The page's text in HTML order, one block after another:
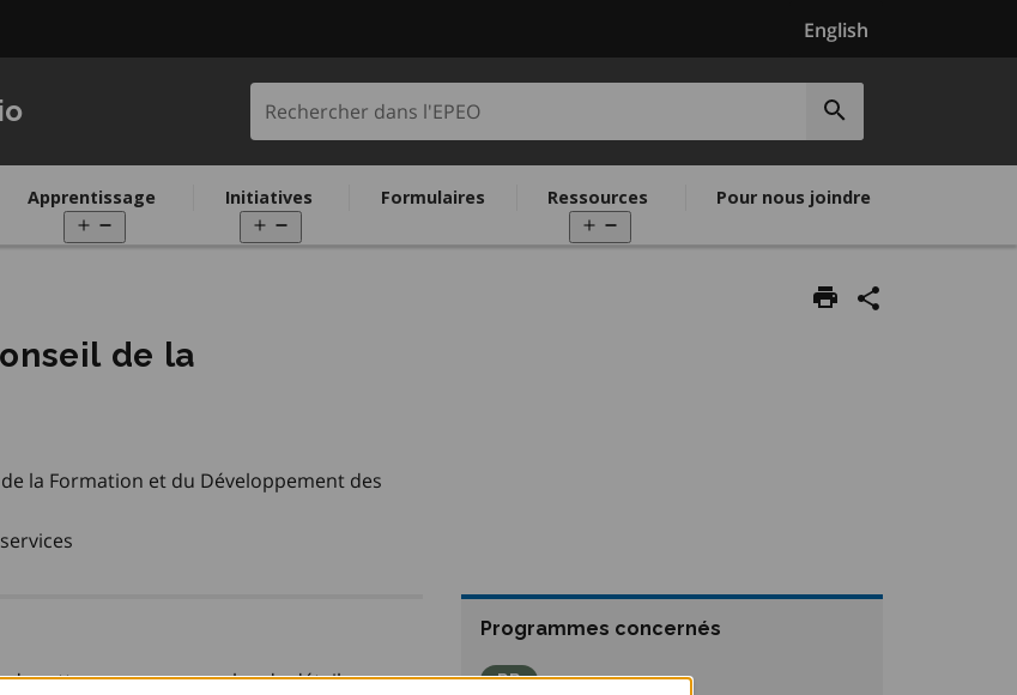
English
Rechercher dans l'EPEO
Soumettre
la
recherche
Apprentissage
menu
Initiatives
menu
Formulaires Ressources
menu
Pour nous joindre
de la
la Formation et du Développement des
cette annonce pour plus de détails
Programmes concernés
Parcours Réussite en éducation et au travail (parcours
PR